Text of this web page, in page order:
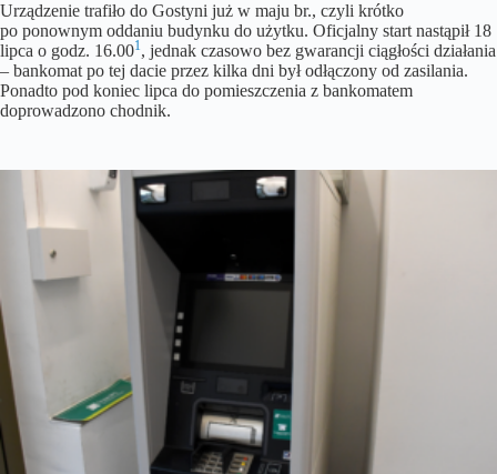
Urządzenie trafiło do Gostyni już w maju br., czyli krótko
po ponownym oddaniu budynku do użytku. Oficjalny start nastąpił 18
lipca o godz. 16.001, jednak czasowo bez gwarancji ciągłości działania
– bankomat po tej dacie przez kilka dni był odłączony od zasilania.
Ponadto pod koniec lipca do pomieszczenia z bankomatem
doprowadzono chodnik.